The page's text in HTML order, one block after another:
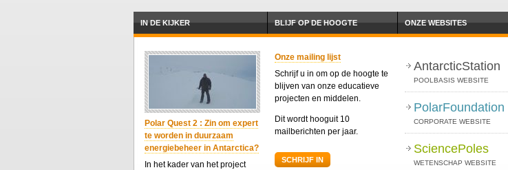
IN DE KIJKER
Polar Quest 2 : Zin om expert
te worden in duurzaam
energiebeheer in Antarctica?
In het kader van het project
BLIJF OP DE HOOGTE
Onze mailing lijst
Schrijf u in om op de hoogte te
blijven van onze educatieve
projecten en middelen.
Dit wordt hooguit 10
mailberichten per jaar.
SCHRIJF IN
ONZE WEBSITES
AntarcticStation
POOLBASIS WEBSITE
PolarFoundation
CORPORATE WEBSITE
SciencePoles
WETENSCHAP WEBSITE